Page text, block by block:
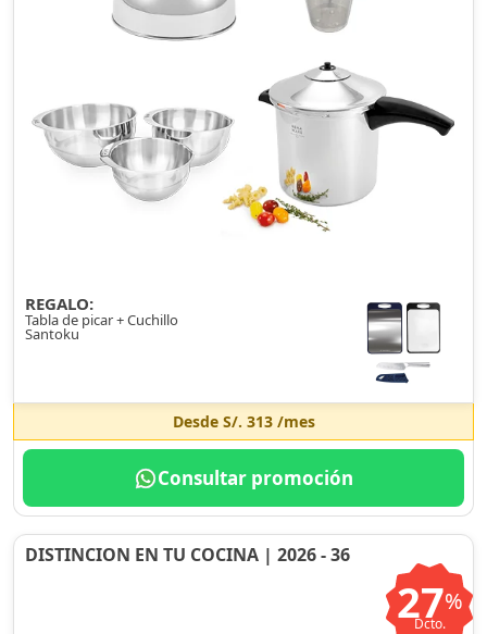
REGALO:
Tabla de picar + Cuchillo
Santoku
Desde S/. 313/mes
Consultar promoción
DISTINCION EN TU COCINA | 2026 - 36
27%
Dcto.